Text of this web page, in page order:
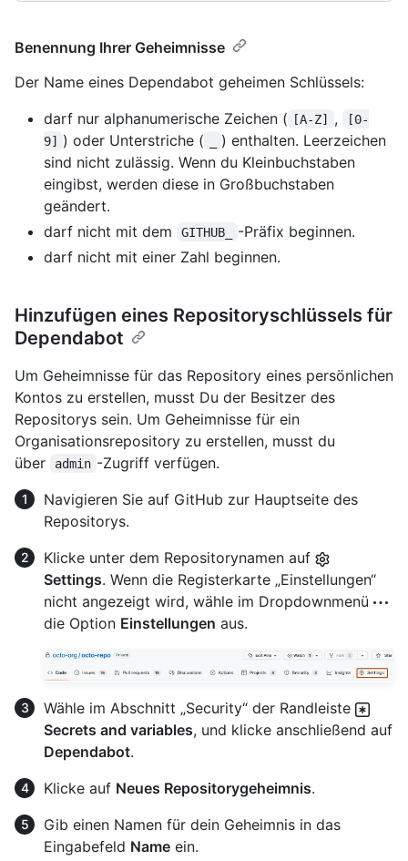
Benennung Ihrer Geheimnisse
Der Name eines Dependabot geheimen Schlüssels:
darf nur alphanumerische Zeichen ( [A-Z] ,
[0-
9] ) oder Unterstriche (
) enthalten. Leerzeichen
sind nicht zulässig. Wenn du Kleinbuchstaben
eingibst, werden diese in Großbuchstaben
geändert.
darf nicht mit dem
GITHUB_
-Präfix beginnen.
darf nicht mit einer Zahl beginnen.
Hinzufügen eines Repositoryschlüssels für
Dependabot
Um Geheimnisse für das Repository eines persönlichen
Kontos zu erstellen, musst Du der Besitzer des
Repositorys sein. Um Geheimnisse für ein
Organisationsrepository zu erstellen, musst du
über
admin -Zugriff verfügen.
Navigieren Sie auf GitHub zur Hauptseite des
Repositorys.
Klicke unter dem Repositorynamen auf
Settings. Wenn die Registerkarte „Einstellungen“
nicht angezeigt wird, wähle im Dropdownmenü
die Option Einstellungen aus.
Wähle im Abschnitt „Security“ der Randleiste
Secrets and variables, und klicke anschließend auf
Dependabot.
Klicke auf Neues Repositorygeheimnis.
Gib einen Namen für dein Geheimnis in das
Eingabefeld Name ein.